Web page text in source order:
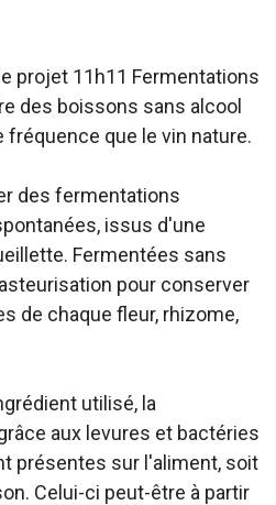
projet 11h11 Fermentations
des boissons sans alcool
fréquence que le vin nature.
des fermentations
issus d'une
Fermentées sans
pour conserver
de chaque fleur, rhizome,
utilisé, la
aux levures et bactéries
présentes sur l'aliment, soit
Celui-ci peut-être à partir